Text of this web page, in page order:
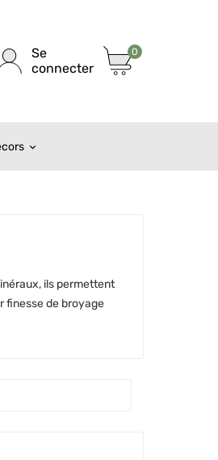
Se
connecter
0
ils permettent
finesse de broyage